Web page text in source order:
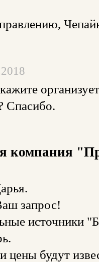
Спасибо.
компания
запрос!
источники
цены будут